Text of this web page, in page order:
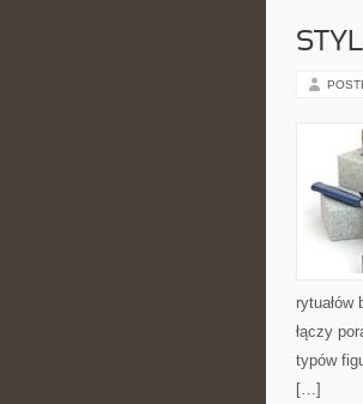
łączy
typów
[…]